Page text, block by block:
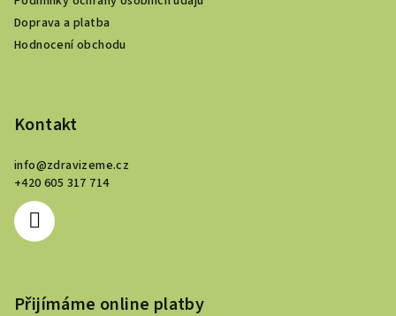
Doprava a platba
Hodnocení obchodu
Kontakt
info@zdravizeme.cz
+420 605 317 714
Přijímáme online platby